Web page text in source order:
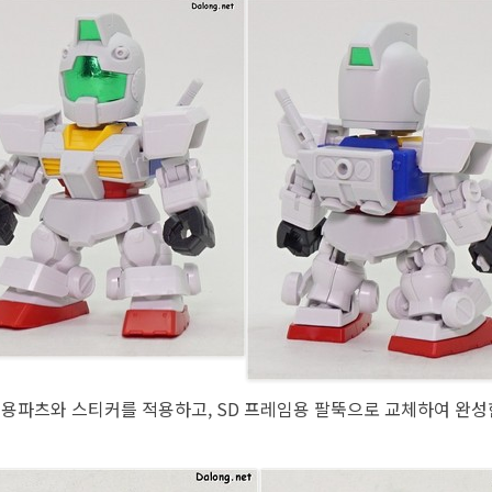
파츠와 스티커를 적용하고, SD 프레임용 팔뚝으로 교체하여 완